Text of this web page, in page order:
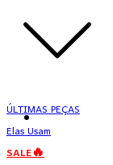
ÚLTIMAS PEÇAS
Elas Usam
SALE🔥